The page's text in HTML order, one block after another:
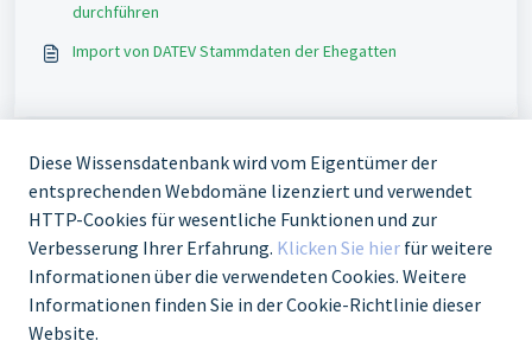
durchführen
Import von DATEV Stammdaten der Ehegatten
Grundsteuer Digital Website
Diese Wissensdatenbank wird vom Eigentümer der
entsprechenden Webdomäne lizenziert und verwendet
HTTP-Cookies für wesentliche Funktionen und zur
Verbesserung Ihrer Erfahrung. Klicken Sie hier für weitere
Informationen über die verwendeten Cookies. Weitere
Informationen finden Sie in der Cookie-Richtlinie dieser
Website.